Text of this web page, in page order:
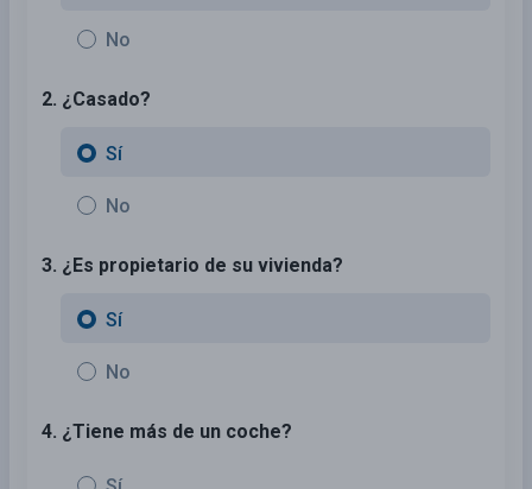
No
2. ¿Casado?
Sí
No
3. ¿Es propietario de su vivienda?
Sí
No
4. ¿Tiene más de un coche?